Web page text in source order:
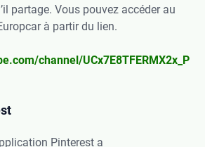
partage. Vous pouvez accéder au
à partir du lien.
channel/UCx7E8TFERMX2x_P
Pinterest a